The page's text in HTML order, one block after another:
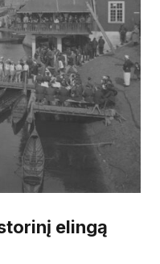
elingą